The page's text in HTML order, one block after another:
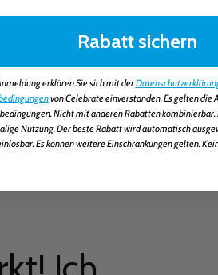
Rabatt sichern
erklären Sie sich mit der
von Celebrate einverstanden. Es gelten die
Nicht mit anderen Rabatten
Nutzung. Der beste Rabatt wird automatisch
Es können weitere Einschränkungen gelten.